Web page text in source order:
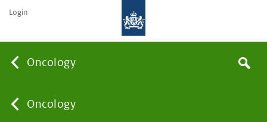
Oncology
YouOncology
the
Search
Login